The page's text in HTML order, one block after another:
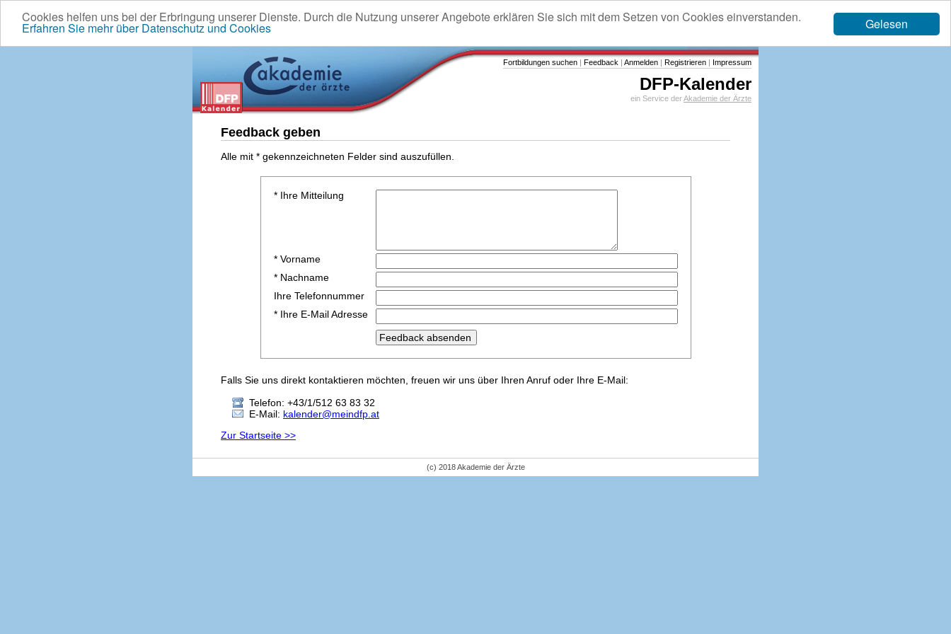
Gelesen
Cookies helfen uns bei der Erbringung unserer Dienste. Durch die Nutzung unserer Angebote erklären Sie sich mit dem Setzen von Cookies einverstanden.
Erfahren Sie mehr über Datenschutz und Cookies
Fortbildungen suchen | Feedback | Anmelden | Registrieren | Impressum
DFP-Kalender
ein Service derAkademie der Ärzte
Feedback geben
Alle mit * gekennzeichneten Felder sind auszufüllen.
* Ihre Mitteilung
* Vorname
* Nachname
Ihre Telefonnummer
* Ihre E-Mail Adresse
Falls Sie uns direkt kontaktieren möchten, freuen wir uns über Ihren Anruf oder Ihre E-Mail:
Telefon: +43/1/512 63 83 32
E-Mail: kalender@meindfp.at
Zur Startseite >>
(c) 2018 Akademie der Ärzte